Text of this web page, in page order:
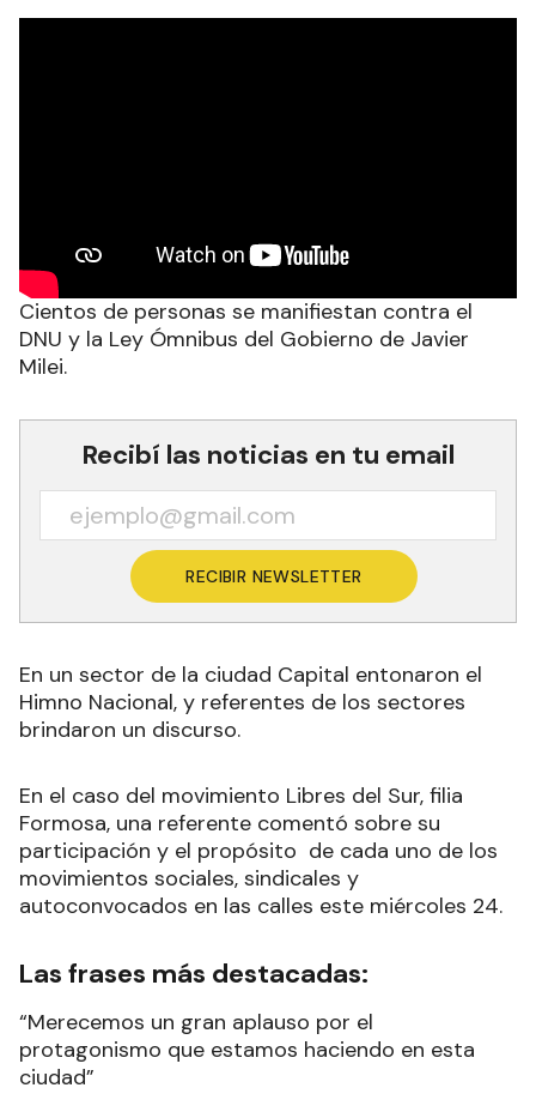
Cientos de personas se manifiestan contra el
DNU y la Ley Ómnibus del Gobierno de Javier
Milei.
Recibí las noticias en tu email
RECIBIR NEWSLETTER
En un sector de la ciudad Capital entonaron el
Himno Nacional, y referentes de los sectores
brindaron un discurso.
En el caso del movimiento Libres del Sur, filia
Formosa, una referente comentó sobre su
participación y el propósito de cada uno de los
movimientos sociales, sindicales y
autoconvocados en las calles este miércoles 24.
Las frases más destacadas:
“Merecemos un gran aplauso por el
protagonismo que estamos haciendo en esta
ciudad”